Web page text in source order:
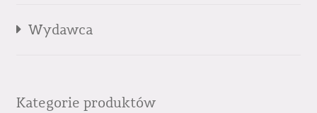
Wydawca
Kategorie produktów